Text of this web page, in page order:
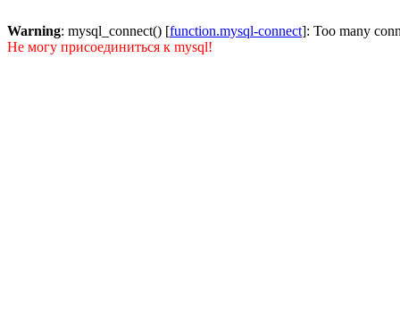
Warning: mysql_connect() [function.mysql-connect]: Too many
Не могу присоединиться к mysql!